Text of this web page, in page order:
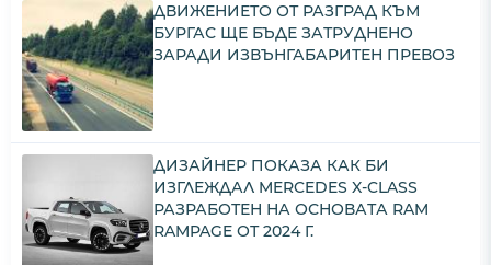
ДВИЖЕНИЕТО ОТ РАЗГРАД КЪМ
БУРГАС ЩЕ БЪДЕ ЗАТРУДНЕНО
ЗАРАДИ ИЗВЪНГАБАРИТЕН ПРЕВОЗ
ДИЗАЙНЕР ПОКАЗА КАК БИ
ИЗГЛЕЖДАЛ MERCEDES X-CLASS
РАЗРАБОТЕН НА ОСНОВАТА RAM
RAMPAGE ОТ 2024 Г.